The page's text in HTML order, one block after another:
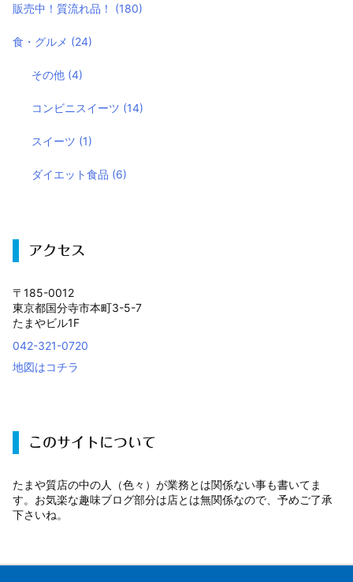
販売中！質流れ品！ (180)
食・グルメ (24)
その他 (4)
コンビニスイーツ (14)
スイーツ (1)
ダイエット食品 (6)
アクセス
〒185-0012
東京都国分寺市本町3-5-7
たまやビル1F
042-321-0720
地図はコチラ
このサイトについて
たまや質店の中の人（色々）が業務とは関係ない事も書いてま
す。お気楽な趣味ブログ部分は店とは無関係なので、予めご了承
下さいね。